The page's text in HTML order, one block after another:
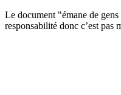
Le document "émane de
responsabilité donc c’est pas